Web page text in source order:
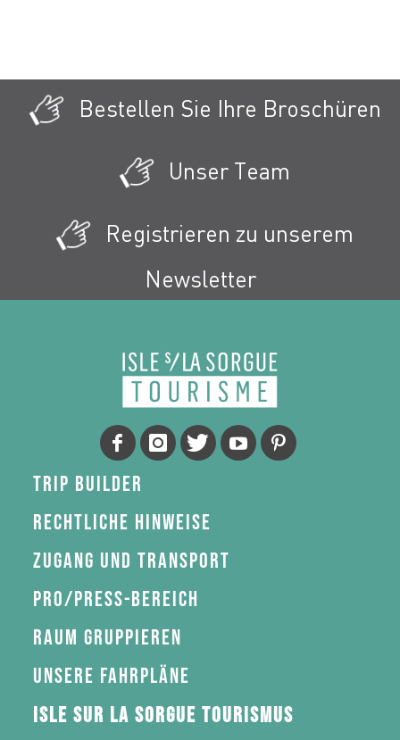
Bestellen Sie Ihre Broschüren
Unser Team
Registrieren zu unserem
Newsletter
Trip Builder
Rechtliche Hinweise
Zugang und Transport
Pro/Press-Bereich
Raum gruppieren
Unsere Fahrpläne
Isle sur la Sorgue Tourismus